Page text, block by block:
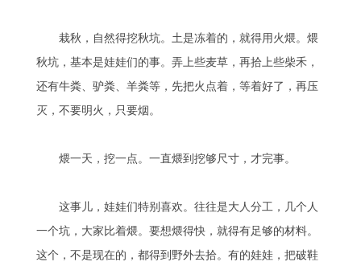
栽秋，自然得挖秋坑。土是冻着的，就得用火煨。煨
秋坑，基本是娃娃们的事。弄上些麦草，再拾上些柴禾，
还有牛粪、驴粪、羊粪等，先把火点着，等着好了，再压
灭，不要明火，只要烟。
煨一天，挖一点。一直煨到挖够尺寸，才完事。
这事儿，娃娃们特别喜欢。往往是大人分工，几个人
一个坑，大家比着煨。要想煨得快，就得有足够的材料。
这个，不是现在的，都得到野外去拾。有的娃娃，把破鞋